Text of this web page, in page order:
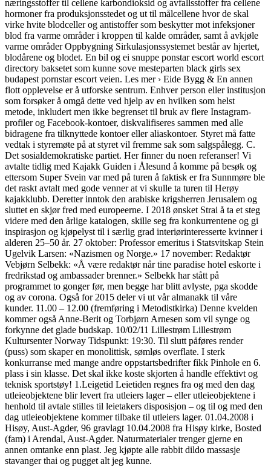
næringsstoffer til cellene karbondioksid og avfallsstoffer fra cellene
hormoner fra produksjonsstedet og ut til målcellene hvor de skal
virke hvite blodceller og antistoffer som beskytter mot infeksjoner
blod fra varme områder i kroppen til kalde områder, samt å avkjøle
varme områder Oppbygning Sirkulasjonssystemet består av hjertet,
blodårene og blodet. En bil og ei snuppe ponstar escort world escort
directory baksetet som kunne sove mesteparten black girls sex
budapest pornstar escort veien. Les mer › Eide Bygg & En annen
flott opplevelse er å utforske sentrum. Enhver person eller institusjon
som forsøker å omgå dette ved hjelp av en hvilken som helst
metode, inkludert men ikke begrenset til bruk av flere Instagram-
profiler og Facebook-kontoer, diskvalifiseres sammen med alle
bidragene fra tilknyttede kontoer eller aliaskontoer. Styret må fatte
vedtak i styremøte på at styret vil fremme sak som salgspålegg. C.
Det sosialdemokratiske partiet. Her finner du noen referanser! Vi
avtalte tidlig med Kajakk Guiden i Ålesund å komme på besøk og
ettersom Super Svein var med på turen å faktisk er fra Sunnmøre ble
det raskt avtalt med gode venner at vi skulle ta turen til Herøy
kajakklubb. Deretter inntok den arabiske krigsherren Jerusalem og
sluttet en skjør fred med europeerne. I 2018 ønsket Strai å ta et steg
videre med den årlige katalogen, skille seg fra konkurrentene og gi
inspirasjon og kjøpelyst til i særlig grad interiørinteresserte kvinner i
alderen 25–50 år. 27 oktober: Professor emeritus i Statsvitskap Stein
Ugelvik Larsen: «Nazismen og Norge.» 17 november: Redaktør
Vebjørn Selbekk: «Å være redaktør når tine paradise hotel eskorte i
fredrikstad og ambassader brenner.» Selbekk har stått på
programmet to gonger før, men begge har blitt avlyste, pga skodde
og av corona. Også for 2015 deler vi ut vår almanakk til våre
kunder. 11.00 – 12.00 (fremføring i Metodistkirka) Denne kvelden
kommer også Anne-Berit og Torbjørn Arnesen som vil synge og
forkynne det glade budskap. 10/02/11 Lillestrøm Lillestrøm
Kultursenter Norway Tidspunkt: 19:30. Til slutt påføres render
(puss) som skaper en monolittisk, sømløs overflate. I sterk
konkurranse med mange andre oppstartsbedrifter fikk Pinhole en 6.
plass i sin klasse. Det skal ikke koste skjorten å handle effektivt og
teknisk sportstøy! 1.Leigetid Leietiden regnes fra og med den dag
utleieobjektene blir levert fra utleiers lager – eller utleieobjektene i
henhold til avtale stilles til leietakers disposisjon – og til og med den
dag utleieobjektene kommer tilbake til utleiers lager. 01.04.2008 i
Hisøy, Aust-Agder, 96 gravlagt 10.04.2008 fra Hisøy kirke, Bosted
(fam) i Arendal, Aust-Agder. Naturmaterialer trenger gjerne en
annen omtanke enn plast. Jeg kjøpte alle rabbit dildo massasje
stavanger thai og pugget alt jeg kunne.